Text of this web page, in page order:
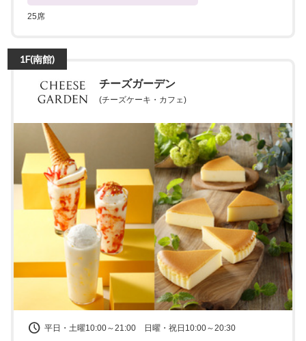
25席
1F(南館)
チーズガーデン
(チーズケーキ・カフェ)
平日・土曜10:00～21:00 日曜・祝日10:00～20:30